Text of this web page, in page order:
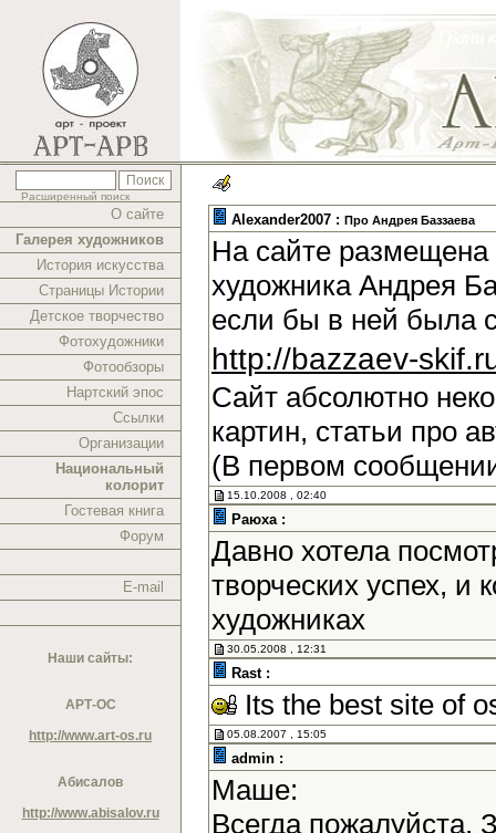
Расширенный поиск
О сайте
Галерея художников
История искусства
Страницы Истории
Детское творчество
Фотохудожники
Фотообзоры
Нартский эпос
Ссылки
Организации
Национальный
колорит
Гостевая книга
Форум
E-mail
Наши сайты:
АРТ-ОС
http://www.art-os.ru
Абисалов
http://www.abisalov.ru
Alexander2007 : Про Андрея Баззаева
На сайте размещена
художника Андрея
если бы в ней была
http://bazzaev-
Сайт абсолютно
картин, статьи про
(В первом
15.10.2008 , 02:40
Раюха :
Давно хотела
творческих успех,
художниках
30.05.2008 , 12:31
Rast :
Its the best site of
05.08.2007 , 15:05
admin :
Маше:
Всегда